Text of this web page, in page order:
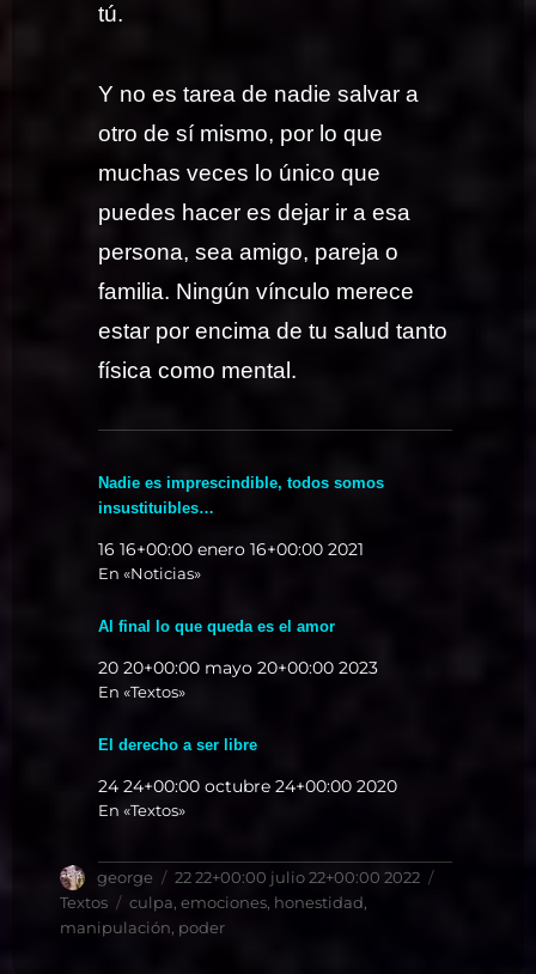
tú.
Y no es tarea de nadie salvar a
otro de sí mismo, por lo que
muchas veces lo único que
puedes hacer es dejar ir a esa
persona, sea amigo, pareja o
familia. Ningún vínculo merece
estar por encima de tu salud tanto
física como mental.
Nadie es imprescindible, todos somos
insustituibles…
16 16+00:00 enero 16+00:00 2021
En «Noticias»
Al final lo que queda es el amor
20 20+00:00 mayo 20+00:00 2023
En «Textos»
El derecho a ser libre
24 24+00:00 octubre 24+00:00 2020
En «Textos»
Autor
george
Publicado
el
22 22+00:00 julio 22+00:00 2022
Textos
Etiquetas
culpa, emociones, honestidad,
manipulación, poder